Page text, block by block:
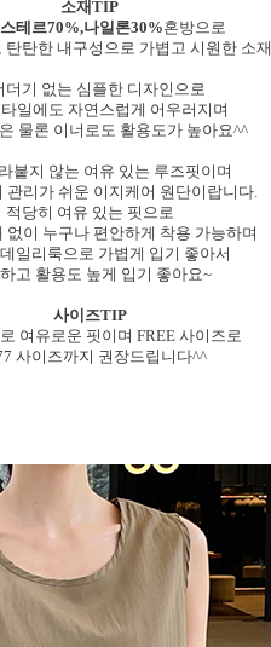
소재TIP
테르70%,나일론30%혼방으로
탄탄한 내구성으로 가볍고 시원한 소재
더기 없는 심플한 디자인으로
일에도 자연스럽게 어우러지며
물론 이너로도 활용도가 높아요^^
붙지 않는 여유 있는 루즈핏이며
관리가 쉬운 이지케어 원단이랍니다.
적당히 여유 있는 핏으로
없이 누구나 편안하게 착용 가능하며
일리룩으로 가볍게 입기 좋아서
고 활용도 높게 입기 좋아요~
사이즈TIP
여유로운 핏이며 FREE 사이즈로
사이즈까지 권장드립니다^^